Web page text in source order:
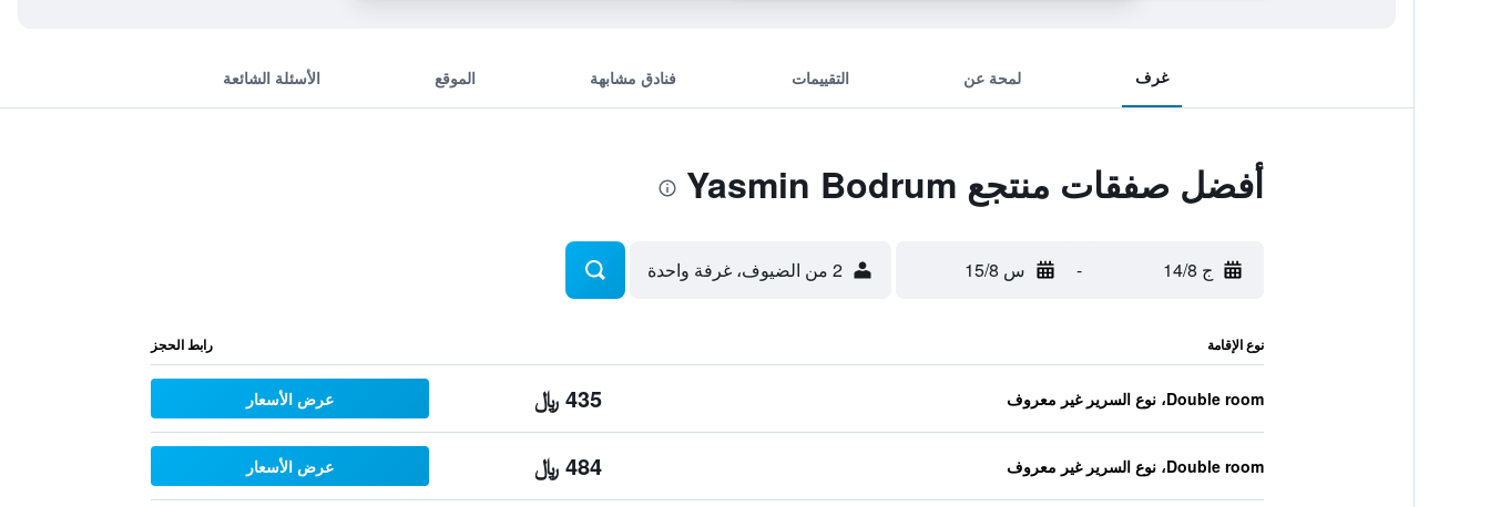
غرف لمحة عن التقييمات فنادق مشابهة الموقع الأسئلة الشائعة
أفضل صفقات منتجع Yasmin Bodrum
ج 14/8 - س 15/8 2 من الضيوف، غرفة واحدة
نوع الإقامة رابط الحجز
Double room، نوع السرير غير معروف 435 ﷼ عرض الأسعار
Double room، نوع السرير غير معروف 484 ﷼ عرض الأسعار